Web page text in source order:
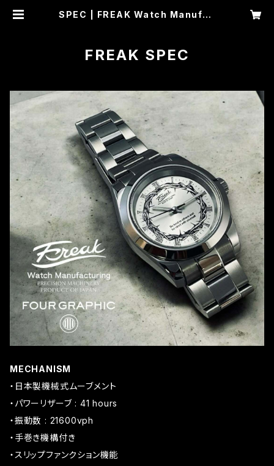
SPEC | FREAK Watch Manufac
FREAK SPEC
MECHANISM
・日本製機械式ムーブメント
・パワーリザーブ : 41 hours
・振動数 : 21600vph
・手巻き機構付き
・スリップファンクション機能